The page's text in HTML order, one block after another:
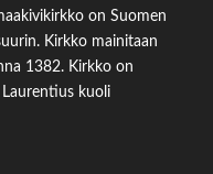
on Suomen
Kirkko mainitaan
1382. Kirkko on
kuoli